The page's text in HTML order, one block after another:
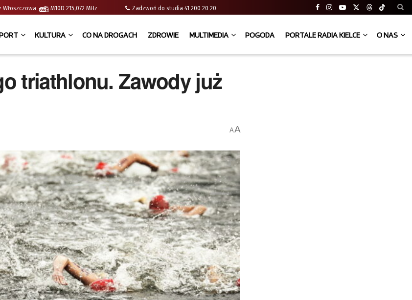
Włoszczowa M10D 215,072 MHz Zadzwoń do studia 41 200 20 20
KULTURA CO NA DROGACH ZDROWIE MULTIMEDIA POGODA PORTALE RADIA KIELCE O NAS
triathlonu. Zawody już
AA